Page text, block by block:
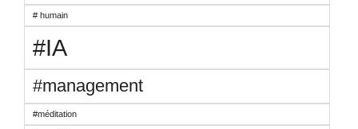
# humain
#IA
#management
#méditation